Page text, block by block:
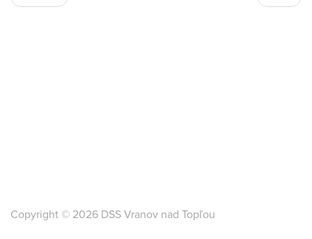
Copyright © 2026 DSS Vranov nad Topľou